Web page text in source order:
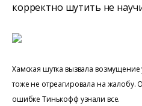
корректно шутить не
Хамская шутка вызвала возмущение
тоже не отреагировала на жалобу.
ошибке Тинькофф узнали все.